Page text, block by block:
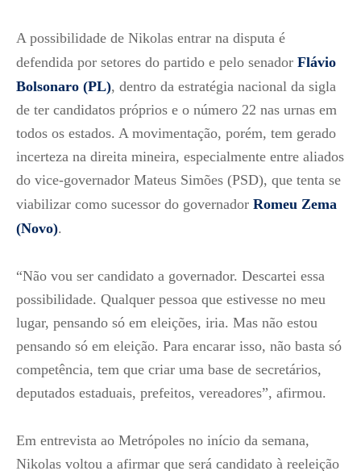
A possibilidade de Nikolas entrar na disputa é
defendida por setores do partido e pelo senador Flávio
Bolsonaro (PL), dentro da estratégia nacional da sigla
de ter candidatos próprios e o número 22 nas urnas em
todos os estados. A movimentação, porém, tem gerado
incerteza na direita mineira, especialmente entre aliados
do vice-governador Mateus Simões (PSD), que tenta se
viabilizar como sucessor do governador Romeu Zema
(Novo).
“Não vou ser candidato a governador. Descartei essa
possibilidade. Qualquer pessoa que estivesse no meu
lugar, pensando só em eleições, iria. Mas não estou
pensando só em eleição. Para encarar isso, não basta só
competência, tem que criar uma base de secretários,
deputados estaduais, prefeitos, vereadores”, afirmou.
Em entrevista ao Metrópoles no início da semana,
Nikolas voltou a afirmar que será candidato à reeleição